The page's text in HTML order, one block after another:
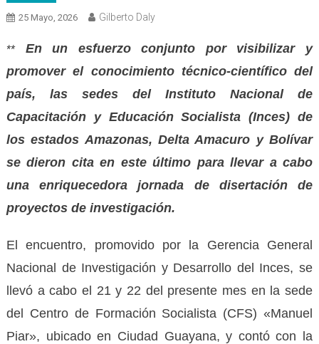
25 Mayo, 2026 Gilberto Daly
**En un esfuerzo conjunto por visibilizar y
promover el conocimiento técnico-científico del
país, las sedes del Instituto Nacional de
Capacitación y Educación Socialista (Inces) de
los estados Amazonas, Delta Amacuro y Bolívar
se dieron cita en este último para llevar a cabo
una enriquecedora jornada de disertación de
proyectos de investigación.
El encuentro, promovido por la Gerencia General
Nacional de Investigación y Desarrollo del Inces, se
llevó a cabo el 21 y 22 del presente mes en la sede
del Centro de Formación Socialista (CFS) «Manuel
Piar», ubicado en Ciudad Guayana, y contó con la